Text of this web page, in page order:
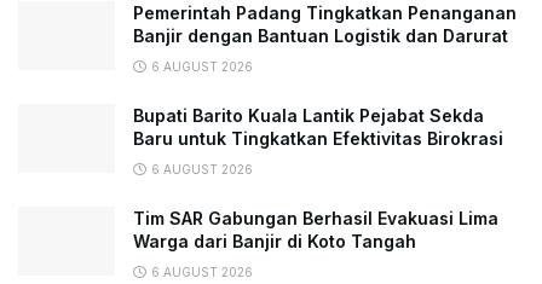
Pemerintah Padang Tingkatkan Penanganan
Banjir dengan Bantuan Logistik dan Darurat
6 AUGUST 2026
Bupati Barito Kuala Lantik Pejabat Sekda
Baru untuk Tingkatkan Efektivitas Birokrasi
6 AUGUST 2026
Tim SAR Gabungan Berhasil Evakuasi Lima
Warga dari Banjir di Koto Tangah
6 AUGUST 2026